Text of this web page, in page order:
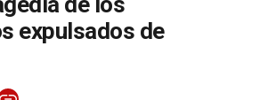
expulsados de